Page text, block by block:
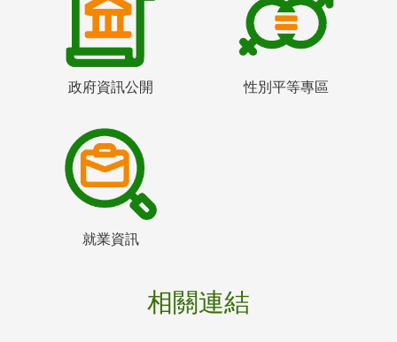
政府資訊公開 性別平等專區
就業資訊
相關連結